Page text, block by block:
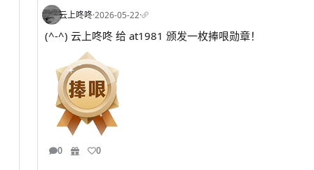
云上咚咚·2026-05-22·
(^-^) 云上咚咚 给 at1981 颁发一枚捧哏勋章！
0 0